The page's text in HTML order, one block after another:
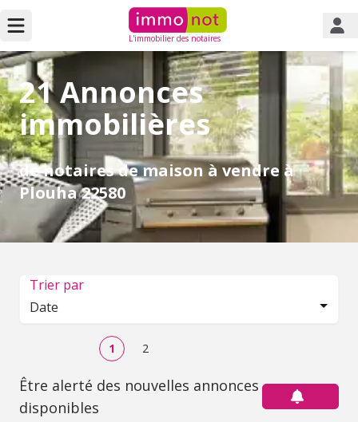
L'immobilier des notaires
21 Annonces
immobilières
de notaires de maison à vendre à
Plouha 22580
Trier par
Date
1 2
Être alerté des nouvelles annonces
disponibles